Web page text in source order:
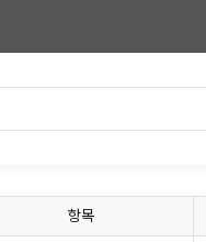
항목